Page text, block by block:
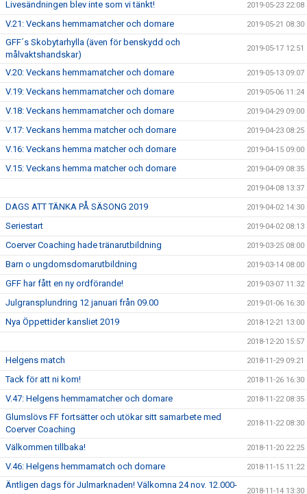
Livesändningen blev inte som vi tänkt! 2019-05-23 22:08
V.21: Veckans hemmamatcher och domare 2019-05-21 08:30
GFF´s Skobytarhylla (även för benskydd och
målvaktshandskar)
2019-05-17 12:51
V.20: Veckans hemmamatcher och domare 2019-05-13 09:07
V.19: Veckans hemmamatcher och domare 2019-05-06 11:24
V.18: Veckans hemmamatcher och domare 2019-04-29 09:00
V.17: Veckans hemma matcher och domare 2019-04-23 08:25
V.16: Veckans hemma matcher och domare 2019-04-15 09:00
V.15: Veckans hemma matcher och domare 2019-04-09 08:35
2019-04-08 13:37
DAGS ATT TÄNKA PÅ SÄSONG 2019 2019-04-02 14:30
Seriestart 2019-04-02 08:13
Coerver Coaching hade tränarutbildning 2019-03-25 08:00
Barn o ungdomsdomarutbildning 2019-03-14 08:00
GFF har fått en ny ordförande! 2019-03-07 11:32
Julgransplundring 12 januari från 09.00 2019-01-06 16:30
Nya Öppettider kansliet 2019 2018-12-21 13:00
2018-12-20 15:57
Helgens match 2018-11-29 09:21
Tack för att ni kom! 2018-11-26 16:30
V.47: Helgens hemmamatcher och domare 2018-11-22 08:35
Glumslövs FF fortsätter och utökar sitt samarbete med
Coerver Coaching
2018-11-22 08:30
Välkommen tillbaka! 2018-11-20 22:25
V.46: Helgens hemmamatch och domare 2018-11-15 11:22
Äntligen dags för Julmarknaden! Välkomna 24 nov. 12.000-
2018-11-14 13:30